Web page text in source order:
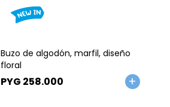
Buzo de algodón, marfil, diseño
floral
PYG 258.000